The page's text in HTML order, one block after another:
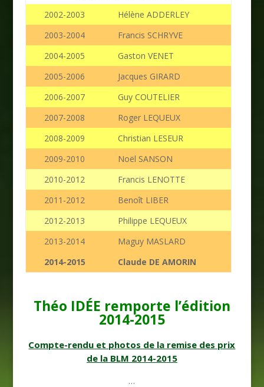
2002-2003
Hélène ADDERLEY
2003-2004
Francis SCHRYVE
2004-2005
Gaston VENET
2005-2006
Jacques GIRARD
2006-2007
Guy COUTELIER
2007-2008
Roger LEQUEUX
2008-2009
Christian LESEUR
2009-2010
Noël SANSON
2010-2012
Francis LENOTTE
2011-2012
Benoît LIBER
2012-2013
Philippe LEQUEUX
2013-2014
Maguy MASLARD
2014-2015
Claude DE AMORIN
Théo IDÉE remporte l’édition
2014-2015
Compte-rendu et photos de la remise des prix
de la BLM 2014-2015
…